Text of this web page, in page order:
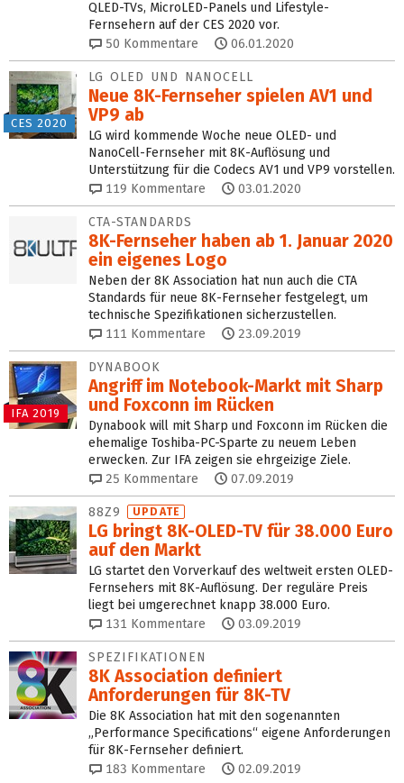
QLED-TVs, MicroLED-Panels und Lifestyle-
Fernsehern auf der CES 2020 vor.
50 Kommentare 06.01.2020
CES 2020
LG OLED UND NANOCELL
Neue 8K-Fernseher spielen AV1 und
VP9 ab
LG wird kommende Woche neue OLED- und
NanoCell-Fernseher mit 8K-Auflösung und
Unterstützung für die Codecs AV1 und VP9 vorstellen.
119 Kommentare 03.01.2020
CTA-STANDARDS
8K-Fernseher haben ab 1. Januar 2020
ein eigenes Logo
Neben der 8K Association hat nun auch die CTA
Standards für neue 8K-Fernseher festgelegt, um
technische Spezifikationen sicherzustellen.
111 Kommentare 23.09.2019
IFA 2019
DYNABOOK
Angriff im Notebook-Markt mit Sharp
und Foxconn im Rücken
Dynabook will mit Sharp und Foxconn im Rücken die
ehemalige Toshiba-PC-Sparte zu neuem Leben
erwecken. Zur IFA zeigen sie ehrgeizige Ziele.
25 Kommentare 07.09.2019
88Z9 UPDATE
LG bringt 8K-OLED-TV für 38.000 Euro
auf den Markt
LG startet den Vorverkauf des weltweit ersten OLED-
Fernsehers mit 8K-Auflösung. Der reguläre Preis
liegt bei umgerechnet knapp 38.000 Euro.
131 Kommentare 03.09.2019
SPEZIFIKATIONEN
8K Association definiert
Anforderungen für 8K‑TV
Die 8K Association hat mit den sogenannten
„Performance Specifications“ eigene Anforderungen
für 8K-Fernseher definiert.
183 Kommentare 02.09.2019